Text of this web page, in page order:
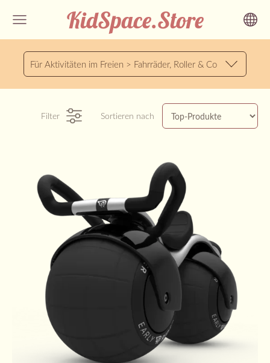
KidSpace.Store
Für Aktivitäten im Freien > Fahrräder, Roller & Co
Filter Sortieren nach